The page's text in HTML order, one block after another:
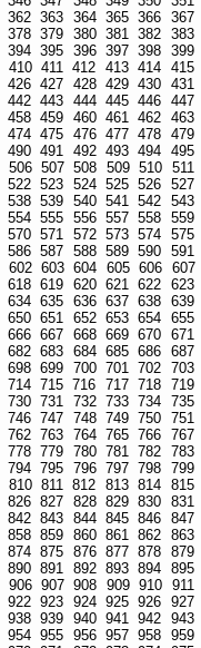
362 363 364 365 366 367
378 379 380 381 382 383
394 395 396 397 398 399
410 411 412 413 414 415
426 427 428 429 430 431
442 443 444 445 446 447
458 459 460 461 462 463
474 475 476 477 478 479
490 491 492 493 494 495
506 507 508 509 510 511
522 523 524 525 526 527
538 539 540 541 542 543
554 555 556 557 558 559
570 571 572 573 574 575
586 587 588 589 590 591
602 603 604 605 606 607
618 619 620 621 622 623
634 635 636 637 638 639
650 651 652 653 654 655
666 667 668 669 670 671
682 683 684 685 686 687
698 699 700 701 702 703
714 715 716 717 718 719
730 731 732 733 734 735
746 747 748 749 750 751
762 763 764 765 766 767
778 779 780 781 782 783
794 795 796 797 798 799
810 811 812 813 814 815
826 827 828 829 830 831
842 843 844 845 846 847
858 859 860 861 862 863
874 875 876 877 878 879
890 891 892 893 894 895
906 907 908 909 910 911
922 923 924 925 926 927
938 939 940 941 942 943
954 955 956 957 958 959